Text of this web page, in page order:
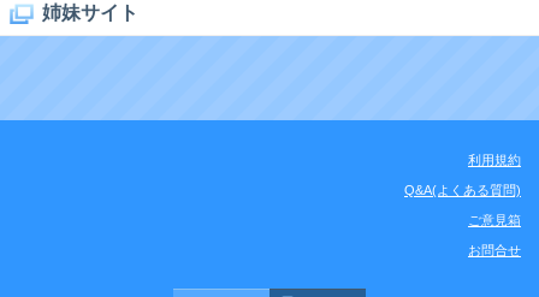
姉妹サイト
利用規約
Q&A(よくある質問)
ご意見箱
お問合せ